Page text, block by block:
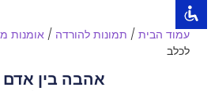
zoom_out
zoom_in זום (הגדלה)עמוד הבית/ תמונות להורדה / אומנות
לכלב
אהבה בין